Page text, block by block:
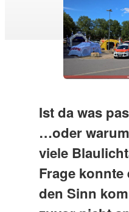
Ist da was
…oder
viele
Frage
den Sinn